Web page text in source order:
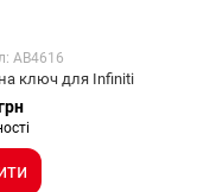
AB4616
ключ для Infiniti